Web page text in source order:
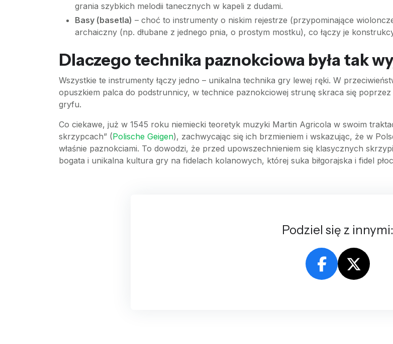
grania szybkich melodii tanecznych w kapeli z dudami.
Basy (basetla) – choć to instrumenty o niskim rejestrze (przypominające
archaiczny (np. dłubane z jednego pnia, o prostym mostku), co łączy je
Dlaczego technika paznokciowa była tak
Wszystkie te instrumenty łączy jedno – unikalna technika gry lewej ręki. W
opuszkiem palca do podstrunnicy, w technice paznokciowej strunę skraca się poprzez
gryfu.
Co ciekawe, już w 1545 roku niemiecki teoretyk muzyki Martin Agricola w swoim
skrzypcach” (Polische Geigen), zachwycając się ich brzmieniem i wskazując, że w
właśnie paznokciami. To dowodzi, że przed upowszechnieniem się klasycznych
bogata i unikalna kultura gry na fidelach kolanowych, której suka biłgorajska i fidel
Podziel się z innymi: